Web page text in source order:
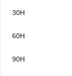
30H
60H
90H